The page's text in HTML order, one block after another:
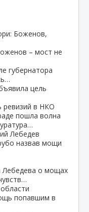
Боженов,
губернатора
цель
пошла волна
Лебедев
назвав мощи
Лебедева о мощах
попавшим в